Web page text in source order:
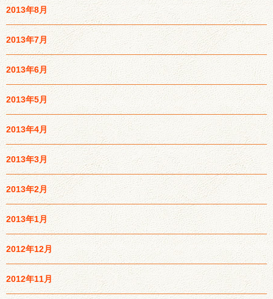
2013年8月
2013年7月
2013年6月
2013年5月
2013年4月
2013年3月
2013年2月
2013年1月
2012年12月
2012年11月